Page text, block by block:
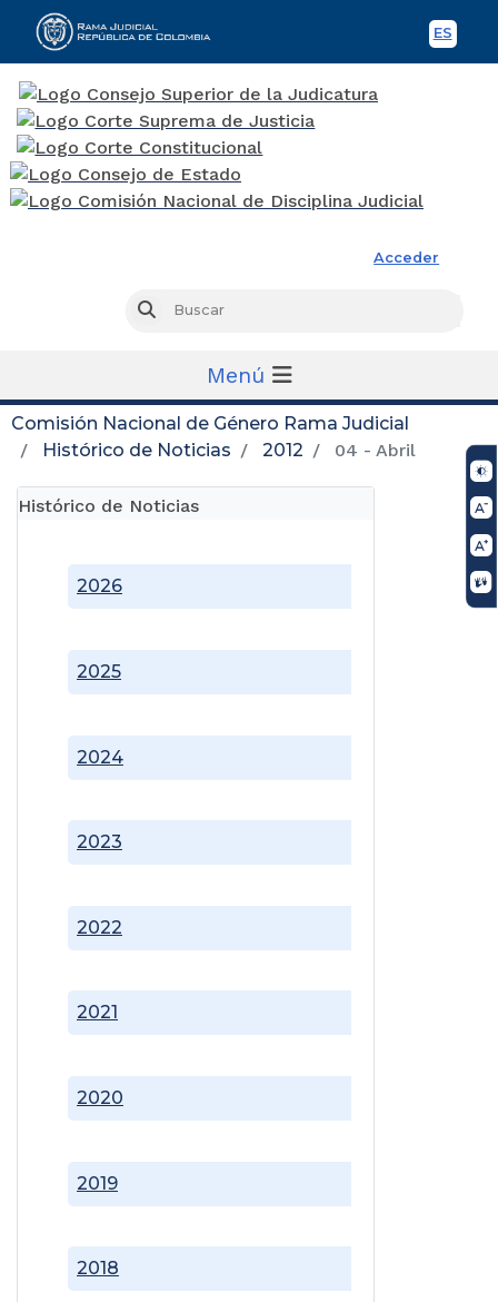
ES
Acceder
Buscar
Menú
Comisión Nacional de Género Rama Judicial
Histórico de Noticias
2012 04 - Abril
Histórico de Noticias
2018
2019
2020
2021
2022
2023
2024
2025
2026